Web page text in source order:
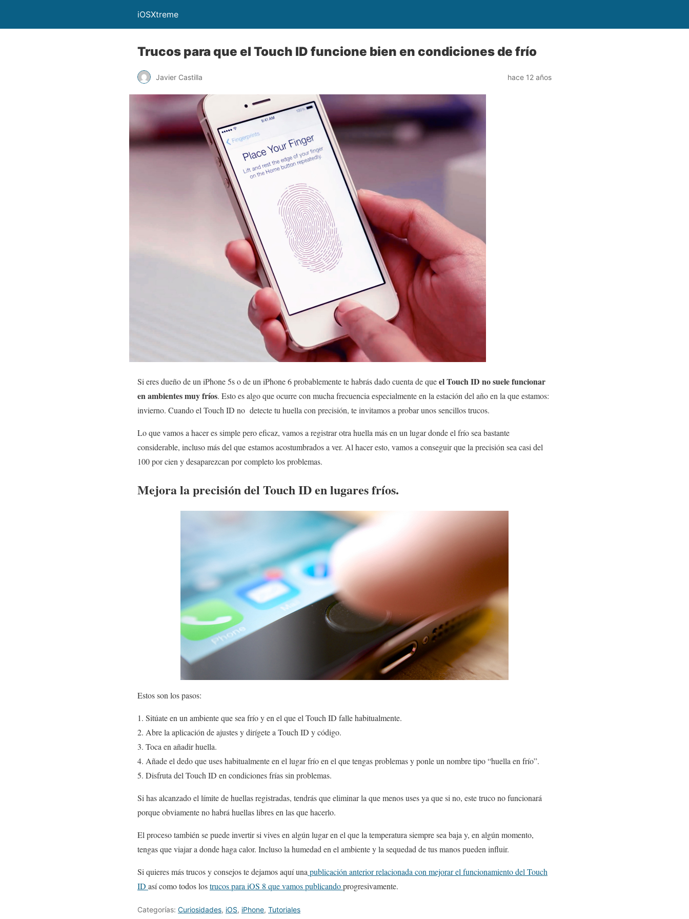
iOSXtreme
Trucos para que el Touch ID funcione bien en condiciones de frío
Javier Castilla hace 12 años
Si eres dueño de un iPhone 5s o de un iPhone 6 probablemente te habrás dado cuenta de queel Touch ID no suele funcionar
en ambientes muy fríos. Esto es algo que ocurre con mucha frecuencia especialmente en la estación del año en la que estamos:
invierno. Cuando el Touch ID no detecte tu huella con precisión, te invitamos a probar unos sencillos trucos.
Lo que vamos a hacer es simple pero eficaz, vamos a registrar otra huella más en un lugar donde el frío sea bastante
considerable, incluso más del que estamos acostumbrados a ver. Al hacer esto, vamos a conseguir que la precisión sea casi del
100 por cien y desaparezcan por completo los problemas.
Mejora la precisión del Touch ID en lugares fríos.
Estos son los pasos:
Sitúate en un ambiente que sea frío y en el que el Touch ID falle habitualmente.
Abre la aplicación de ajustes y dirígete a Touch ID y código.
Toca en añadir huella.
Añade el dedo que uses habitualmente en el lugar frío en el que tengas problemas y ponle un nombre tipo “huella en frío”.
Disfruta del Touch ID en condiciones frías sin problemas.
Si has alcanzado el límite de huellas registradas, tendrás que eliminar la que menos uses ya que si no, este truco no funcionará
porque obviamente no habrá huellas libres en las que hacerlo.
El proceso también se puede invertir si vives en algún lugar en el que la temperatura siempre sea baja y, en algún momento,
tengas que viajar a donde haga calor. Incluso la humedad en el ambiente y la sequedad de tus manos pueden influir.
Si quieres más trucos y consejos te dejamos aquí una publicación anterior relacionada con mejorar el funcionamiento del Touch
ID así como todos lostrucos para iOS 8 que vamos publicandoprogresivamente.
Categorías: Curiosidades, iOS, iPhone, Tutoriales